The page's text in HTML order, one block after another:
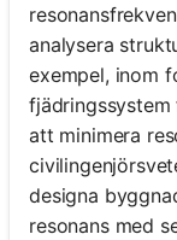
analysera
exempel, inom
att minimera
designa
resonans med